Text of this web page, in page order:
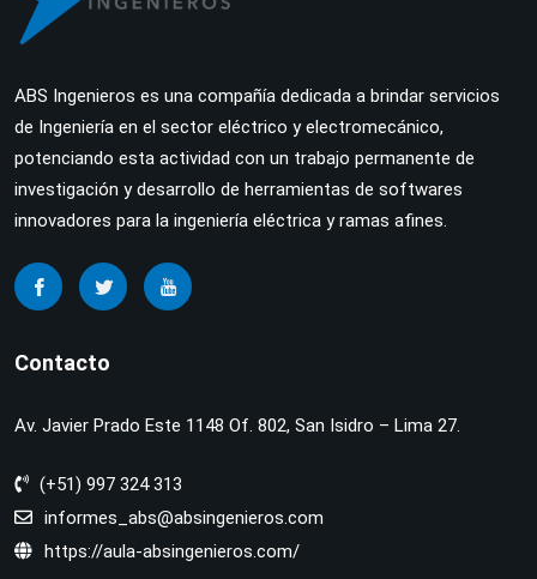
ABS Ingenieros es una compañía dedicada a brindar servicios
de Ingeniería en el sector eléctrico y electromecánico,
potenciando esta actividad con un trabajo permanente de
investigación y desarrollo de herramientas de softwares
innovadores para la ingeniería eléctrica y ramas afines.
Contacto
Av. Javier Prado Este 1148 Of. 802, San Isidro – Lima 27.
(+51) 997 324 313
informes_abs@absingenieros.com
https://aula-absingenieros.com/